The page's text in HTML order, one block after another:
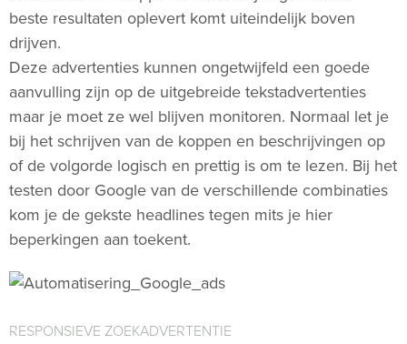
beste resultaten oplevert komt uiteindelijk boven
drijven.
Deze advertenties kunnen ongetwijfeld een goede
aanvulling zijn op de uitgebreide tekstadvertenties
maar je moet ze wel blijven monitoren. Normaal let je
bij het schrijven van de koppen en beschrijvingen op
of de volgorde logisch en prettig is om te lezen. Bij het
testen door Google van de verschillende combinaties
kom je de gekste headlines tegen mits je hier
beperkingen aan toekent.
RESPONSIEVE ZOEKADVERTENTIE